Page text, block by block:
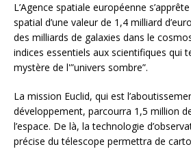
L’Agence spatiale européenne
spatial d’une valeur de 1,4 milliard
des milliards de galaxies dans le
indices essentiels aux scientifiques qui
mystère de l'”univers sombre”.
La mission Euclid, qui est
développement, parcourra 1,5 million
l’espace. De là, la technologie
précise du télescope permettra de